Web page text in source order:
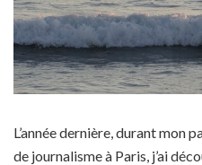
L’année dernière, durant mon
de journalisme à Paris, j’ai